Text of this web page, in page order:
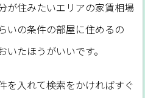
が住みたいエリアの家賃相場
いの条件の部屋に住めるの
たほうがいいです。
を入れて検索をかければすぐ